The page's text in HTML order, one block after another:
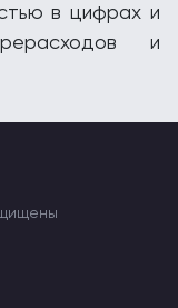
в цифрах и
и